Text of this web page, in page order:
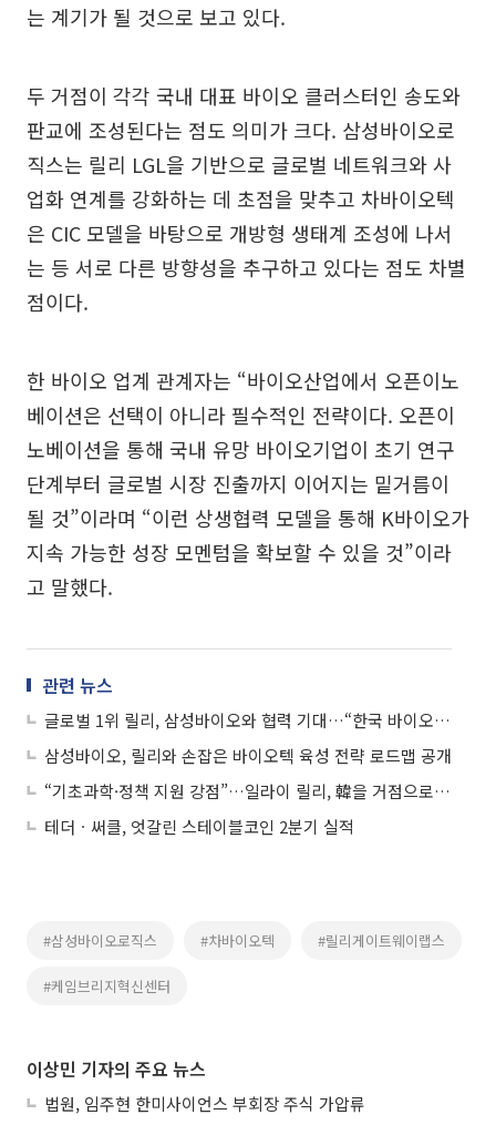
는 계기가 될 것으로 보고 있다.
두 거점이 각각 국내 대표 바이오 클러스터인 송도와
판교에 조성된다는 점도 의미가 크다. 삼성바이오로
직스는 릴리 LGL을 기반으로 글로벌 네트워크와 사
업화 연계를 강화하는 데 초점을 맞추고 차바이오텍
은 CIC 모델을 바탕으로 개방형 생태계 조성에 나서
는 등 서로 다른 방향성을 추구하고 있다는 점도 차별
점이다.
한 바이오 업계 관계자는 “바이오산업에서 오픈이노
베이션은 선택이 아니라 필수적인 전략이다. 오픈이
노베이션을 통해 국내 유망 바이오기업이 초기 연구
단계부터 글로벌 시장 진출까지 이어지는 밑거름이
될 것”이라며 “이런 상생협력 모델을 통해 K바이오가
지속 가능한 성장 모멘텀을 확보할 수 있을 것”이라
고 말했다.
관련 뉴스
글로벌 1위 릴리, 삼성바이오와 협력 기대…“한국 바이오 투자 가속”
삼성바이오, 릴리와 손잡은 바이오텍 육성 전략 로드맵 공개
“기초과학·정책 지원 강점”…일라이 릴리, 韓을 거점으로 택한 이유
테더ㆍ써클, 엇갈린 스테이블코인 2분기 실적
#삼성바이오로직스 #차바이오텍 #릴리게이트웨이랩스
#케임브리지혁신센터
이상민 기자의 주요 뉴스
법원, 임주현 한미사이언스 부회장 주식 가압류